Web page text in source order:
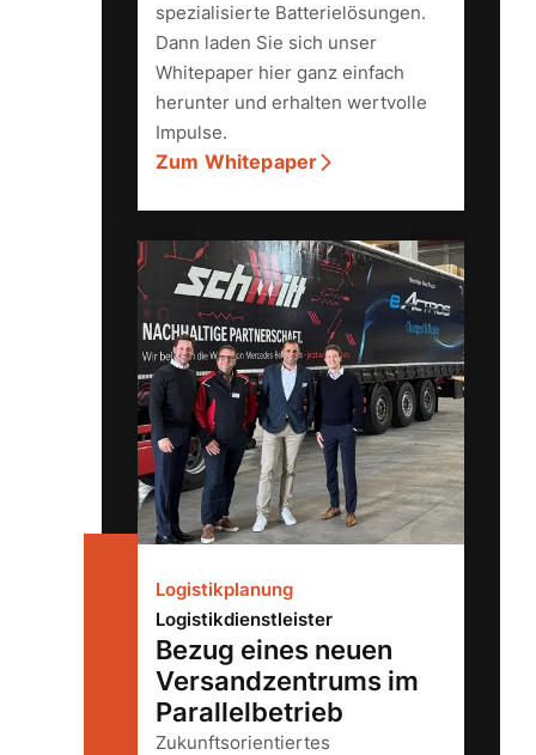
spezialisierte Batterielösungen.
Dann laden Sie sich unser
Whitepaper hier ganz einfach
herunter und erhalten wertvolle
Impulse.
Zum Whitepaper
Logistikplanung
Logistikdienstleister
Bezug eines neuen
Versandzentrums im
Parallelbetrieb
Zukunftsorientiertes